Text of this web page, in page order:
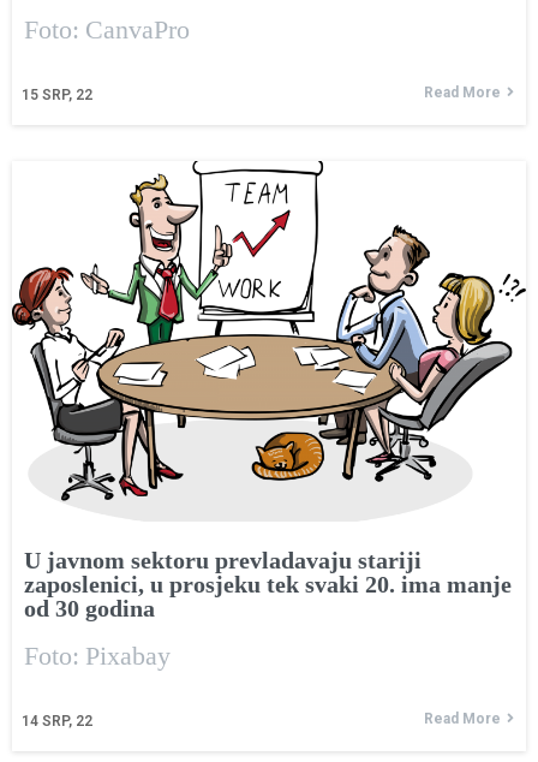
15 SRP, 22
Foto: CanvaPro
Read More
U javnom sektoru prevladavaju stariji
zaposlenici, u prosjeku tek svaki 20. ima manje
od 30 godina
14 SRP, 22
Foto: Pixabay
Read More